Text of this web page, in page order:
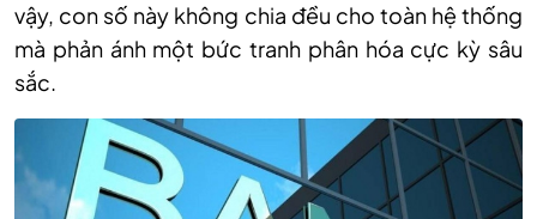
vậy, con số này không chia đều cho toàn hệ thống
mà phản ánh một bức tranh phân hóa cực kỳ sâu
sắc.